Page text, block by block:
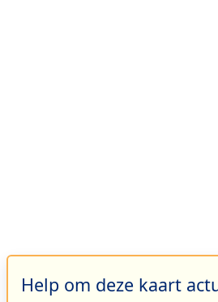
Help om deze kaart